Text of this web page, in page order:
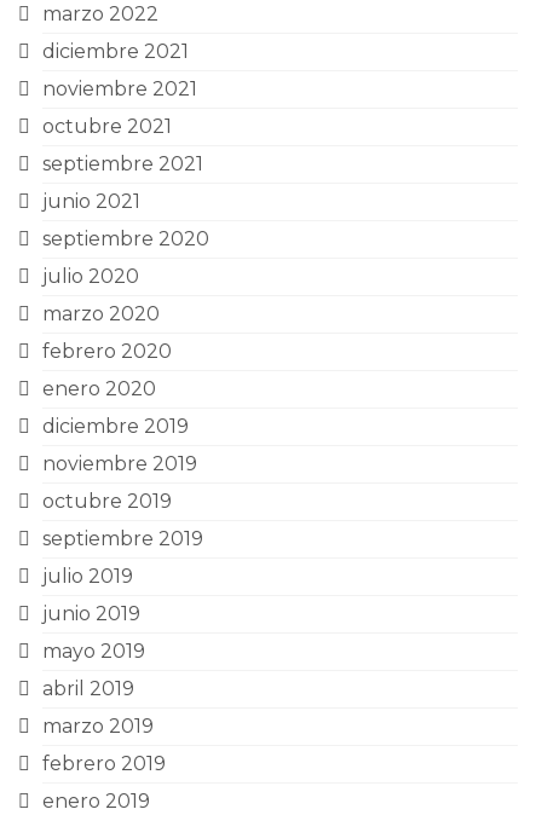
marzo 2022
diciembre 2021
noviembre 2021
octubre 2021
septiembre 2021
junio 2021
septiembre 2020
julio 2020
marzo 2020
febrero 2020
enero 2020
diciembre 2019
noviembre 2019
octubre 2019
septiembre 2019
julio 2019
junio 2019
mayo 2019
abril 2019
marzo 2019
febrero 2019
enero 2019